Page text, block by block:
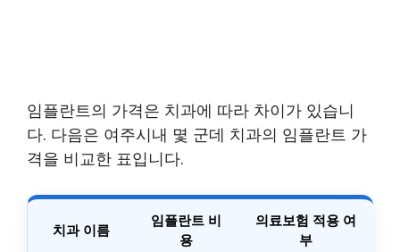
임플란트의 가격은 치과에 따라 차이가 있습니
다. 다음은 여주시내 몇 군데 치과의 임플란트 가
격을 비교한 표입니다.
치과 이름
임플란트 비
용
의료보험 적용 여
부